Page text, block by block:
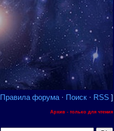
Правила форума · Поиск · RSS ]
Архив - только для чтения